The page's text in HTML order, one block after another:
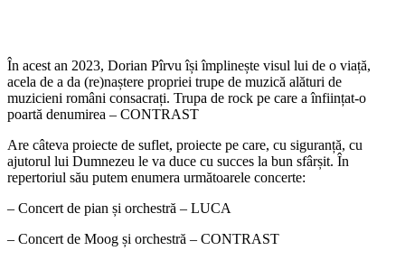
În acest an 2023, Dorian Pîrvu își împlinește visul lui de o viață,
acela de a da (re)naștere propriei trupe de muzică alături de
muzicieni români consacrați. Trupa de rock pe care a înființat-o
poartă denumirea – CONTRAST
Are câteva proiecte de suflet, proiecte pe care, cu siguranță, cu
ajutorul lui Dumnezeu le va duce cu succes la bun sfârșit. În
repertoriul său putem enumera următoarele concerte:
– Concert de pian și orchestră – LUCA
– Concert de Moog și orchestră – CONTRAST